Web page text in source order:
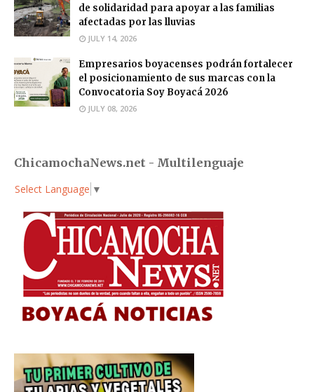
de solidaridad para apoyar a las familias
afectadas por las lluvias
JULY 14, 2026
Empresarios boyacenses podrán fortalecer
el posicionamiento de sus marcas con la
Convocatoria Soy Boyacá 2026
JULY 08, 2026
ChicamochaNews.net - Multilenguaje
Select Language ▼